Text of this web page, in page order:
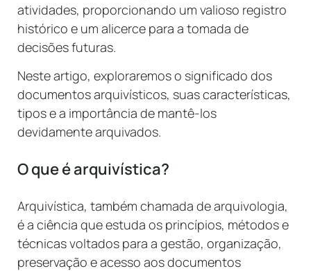
atividades, proporcionando um valioso registro
histórico e um alicerce para a tomada de
decisões futuras.
Neste artigo, exploraremos o significado dos
documentos arquivísticos, suas características,
tipos e a importância de mantê-los
devidamente arquivados.
O que é arquivística?
Arquivística, também chamada de arquivologia,
é a ciência que estuda os princípios, métodos e
técnicas voltados para a gestão, organização,
preservação e acesso aos documentos